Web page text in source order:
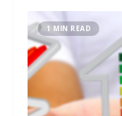
1 MIN READ